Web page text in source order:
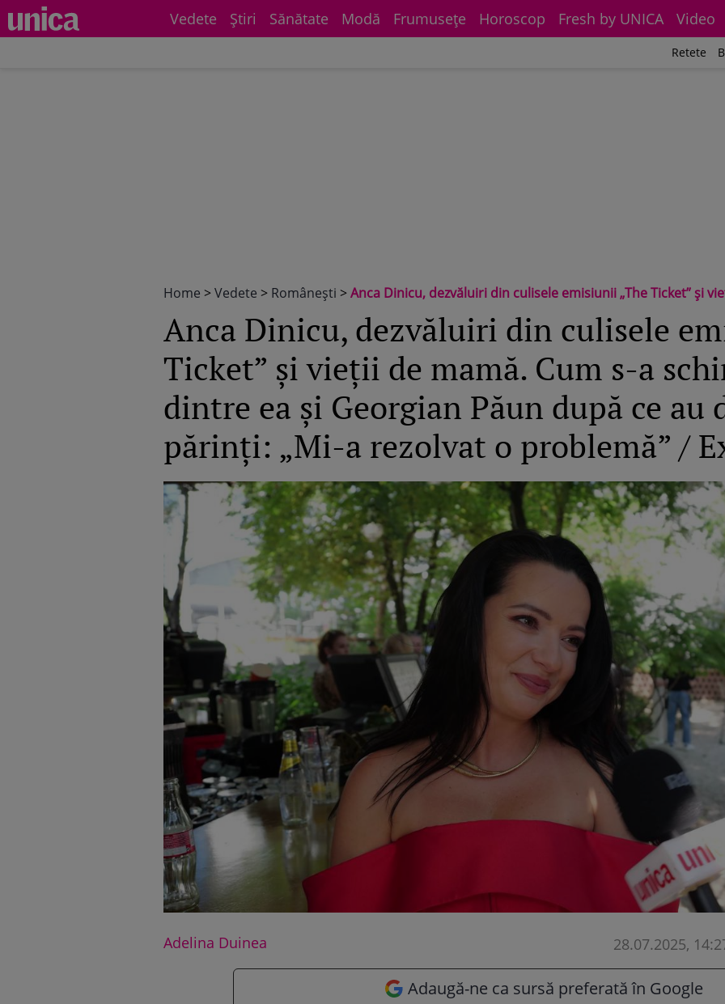
Vedete Știri Sănătate Modă Frumuseţe Horoscop Fresh by UNICA Video
Retete
Home >Vedete > Româneşti >Anca Dinicu, dezvăluiri din culisele emisiunii „The Ticket” și vieții de mamă. Cum s-a schimbat relația dintre ea și Georgian
Anca Dinicu, dezvăluiri din culisele
Ticket” și vieții de mamă. Cum s-a
dintre ea și Georgian Păun după ce au
părinți: „Mi-a rezolvat o problemă” /
Adelina Duinea 28.07.2025,
Adaugă-ne ca sursă preferată în Google